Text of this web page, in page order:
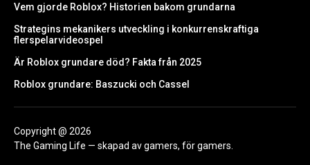
Vem gjorde Roblox? Historien bakom grundarna
Strategins mekanikers utveckling i konkurrenskraftiga
flerspelarvideospel
Är Roblox grundare död? Fakta från 2025
Roblox grundare: Baszucki och Cassel
Copyright @ 2026
The Gaming Life — skapad av gamers, för gamers.